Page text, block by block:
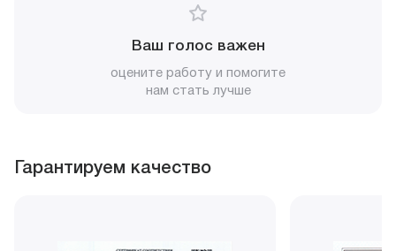
Ваш голос важен
оцените работу и помогите
нам стать лучше
Гарантируем качество